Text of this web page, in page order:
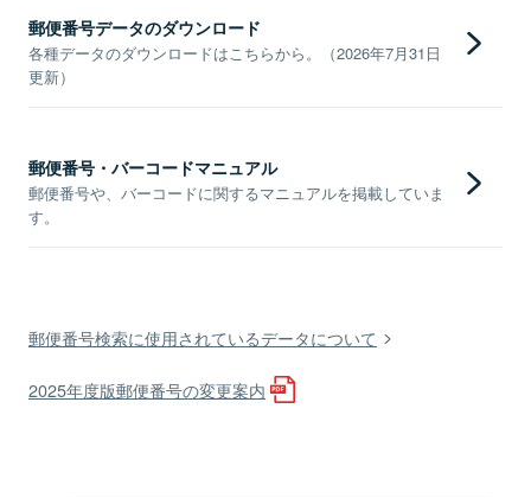
郵便番号データのダウンロード
各種データのダウンロードはこちらから。（2026年7月31日
更新）
郵便番号・バーコードマニュアル
郵便番号や、バーコードに関するマニュアルを掲載していま
す。
郵便番号検索に使用されているデータについて
2025年度版郵便番号の変更案内